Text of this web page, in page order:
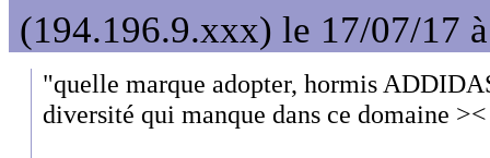
(194.196.9.xxx) le 17/07/17
"quelle marque adopter, hormis
diversité qui manque dans ce domaine ><